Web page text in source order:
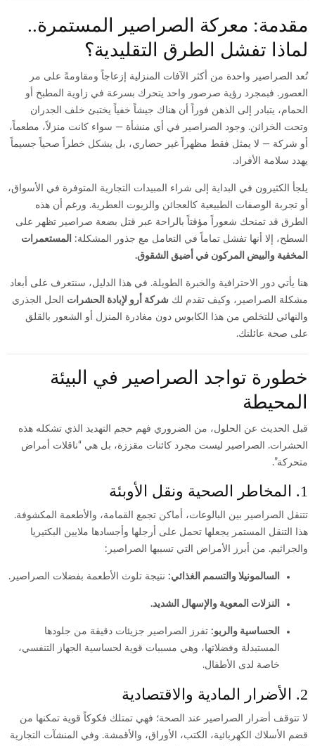
مقدمة: معركة الصراصير المستمرة..
لماذا تفشل الطرق التقليدية؟
تُعد الصراصير واحدة من أكثر الآفات المنزلية إزعاجاً ومقاومةً على مر
العصور. فبمجرد رؤية صرصور واحد يتحرك بسرعة في زاوية المطبخ أو
الحمام، يتبادر إلى الذهن فوراً أن هناك جيشاً خفياً يختبئ خلف الجدران
وتحت الخزائن. وجود الصراصير في أي منشأة — سواء كانت منزلاً، مطعماً،
أو شركة — لا يمثل فقط مظهراً غير حضاري، بل يشكل خطراً صحياً جسيماً
يهدد سلامة الأفراد.
يلجأ الكثيرون في البداية إلى شراء المبيدات التجارية المتوفرة في الأسواق،
أو تجربة الوصفات الطبيعية كالعجائن والزيوت العطرية. ورغم أن هذه
الطرق قد تمنحك شعوراً مؤقتاً بالراحة عبر قتل بضعة صراصير تظهر على
السطح، إلا أنها تفشل تماماً في التعامل مع جذور المشكلة:
المستعمرات
المخفية والبيض المركون في أضيق الشقوق.
هنا يأتي دور الاحترافية والخبرة الطويلة. في هذا الدليل، سنتعرف على أبعاد
مشكلة الصراصير، وكيف تقدم لك شركة أرو لإبادة الحشرات الحل الجذري
والنهائي للتخلص من هذا الكابوس دون مغادرة المنزل أو الشعور بالقلق
على صحة عائلتك.
خطورة تواجد الصراصير في البيئة
المحيطة
قبل الحديث عن الحلول، من الضروري فهم حجم التهديد الذي تشكله هذه
الحشرات. الصراصير ليست مجرد كائنات مقززة، بل هي “ناقلات أمراض
متحركة”.
1. المخاطر الصحية ونقل الأوبئة
تتنقل الصراصير بين البالوعات، أماكن تجمع القمامة، والأطعمة المكشوفة.
هذا التنقل المستمر يجعلها تحمل على أرجلها وأجسادها ملايين البكتيريا
والجراثيم. من أبرز الأمراض التي تسببها الصراصير:
السالمونيلا والتسمم الغذائي: نتيجة تلوث الأطعمة بفضلات الصراصير.
النزلات المعوية والإسهال الشديد.
الحساسية والربو: تفرز الصراصير جزيئات دقيقة من جلودها
المستبدلة وفضلاتها، وهي مسببات قوية لحساسية الجهاز التنفسي،
خاصة لدى الأطفال.
2. الأضرار المادية والاقتصادية
لا تتوقف أضرار الصراصير عند الصحة؛ فهي تمتلك فكوكاً قوية تمكنها من
قضم الأسلاك الكهربائية، الكتب، الأوراق، والأقمشة. وفي المنشآت التجارية